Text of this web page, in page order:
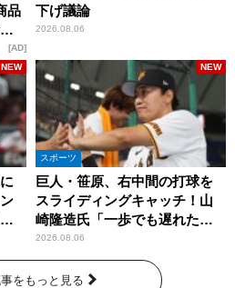
品
AD
下げ議論
2026.08.06
NEW
スポーツ
巨人・笹原、右中間の打球を
スライディングキャッチ！山
崎隆造氏「一歩でも遅れた
ら…」
2026.08.06
NEW
をもっと見る